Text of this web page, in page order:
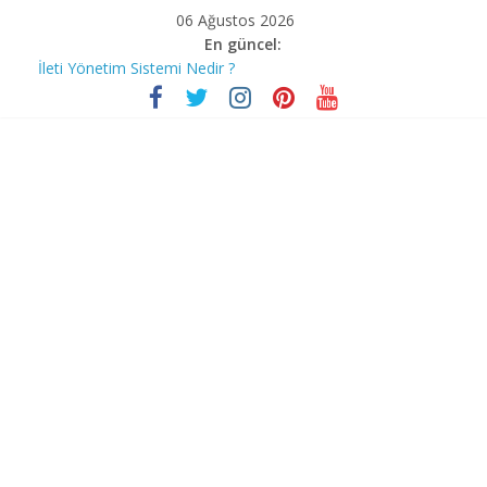
06 Ağustos 2026
En güncel:
İleti Yönetim Sistemi Nedir ?
Bilgisayar korsanları Covid-19’un mağdurlarını nasıl avlıyor?
Stephen Hawking